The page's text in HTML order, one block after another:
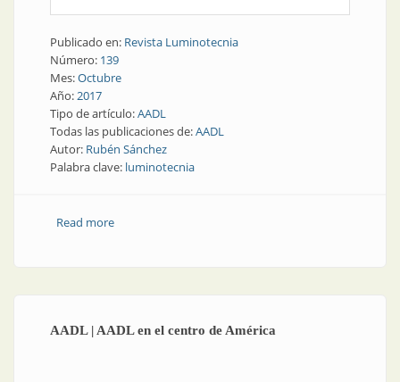
Publicado en: Revista Luminotecnia
Número: 139
Mes:Octubre
Año:2017
Tipo de artículo:AADL
Todas las publicaciones de:AADL
Autor: Rubén Sánchez
Palabra clave: luminotecnia
Read moreabout AADL | El nuevo presidente contesta todo
AADL | AADL en el centro de América